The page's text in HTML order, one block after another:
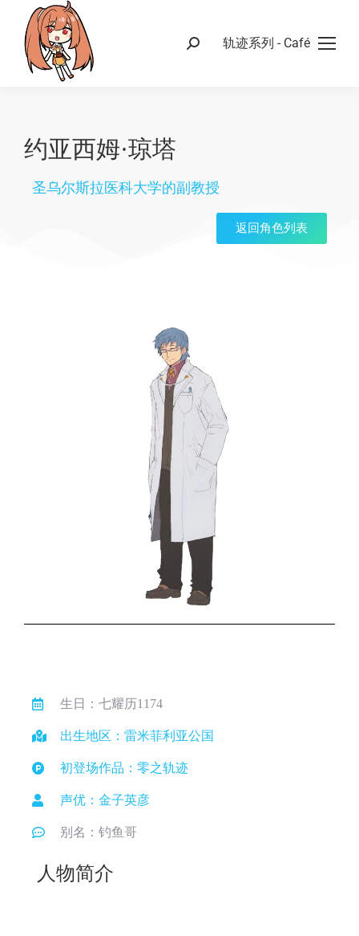
轨迹系列 - Café
约亚西姆·琼塔
圣乌尔斯拉医科大学的副教授
返回角色列表
生日：七耀历1174
出生地区：雷米菲利亚公国
初登场作品：零之轨迹
声优：金子英彦
别名：钓鱼哥
人物简介